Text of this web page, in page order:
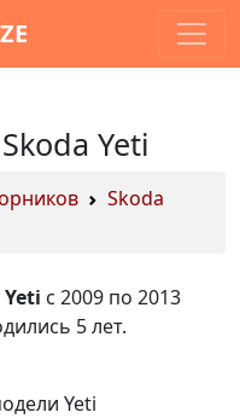
Yeti
Skoda
Yeti с 2009 по 2013
5 лет.
Yeti